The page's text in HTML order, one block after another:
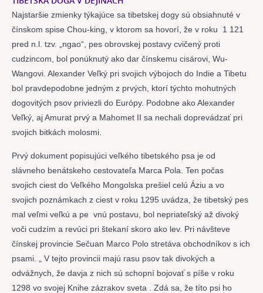
Najstaršie zmienky týkajúce sa tibetskej dogy sú obsiahnuté v
čínskom spise Chou-king, v ktorom sa hovorí, že v roku 1 121
pred n.l. tzv. „ngao“, pes obrovskej postavy cvičený proti
cudzincom, bol ponúknutý ako dar čínskemu cisárovi, Wu-
Wangovi. Alexander Veľký pri svojich výbojoch do Indie a Tibetu
bol pravdepodobne jedným z prvých, ktorí týchto mohutných
dogovitých psov priviezli do Európy. Podobne ako Alexander
Veľký, aj Amurat prvý a Mahomet II sa nechali doprevádzať pri
svojich bitkách molosmi.
Prvý dokument popisujúci veľkého tibetského psa je od
slávneho benátskeho cestovateľa Marca Pola. Ten počas
svojich ciest do Veľkého Mongolska prešiel celú Áziu a vo
svojich poznámkach z ciest v roku 1295 uvádza, že tibetský pes
mal veľmi veľkú a pe vnú postavu, bol nepriateľský až divoký
voči cudzím a revúci pri štekaní skoro ako lev. Pri návšteve
čínskej provincie Sečuan Marco Polo stretáva obchodníkov s ich
psami. „ V tejto provincii majú rasu psov tak divokých a
odvážnych, že davja z nich sú schopní bojovať s píše v roku
1298 vo svojej Knihe zázrakov sveta . Zdá sa, že títo psi ho